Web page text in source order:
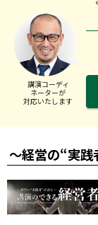
講演コーディ
ネーターが
対応いたします
～経営の“実践